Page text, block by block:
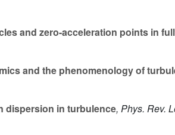
and zero-acceleration points in
and the phenomenology of
dispersion in turbulence, Phys. Rev.